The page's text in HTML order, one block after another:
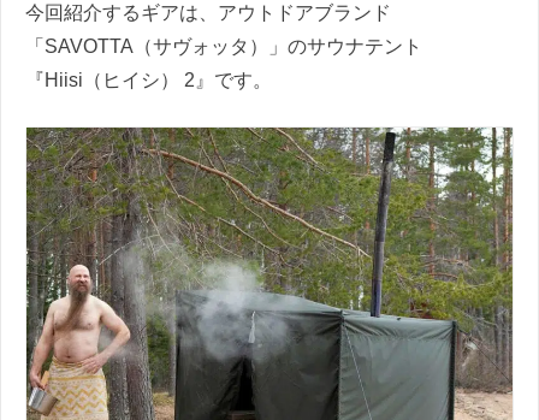
今回紹介するギアは、アウトドアブランド
「SAVOTTA（サヴォッタ）」のサウナテント
『Hiisi（ヒイシ） 2』です。